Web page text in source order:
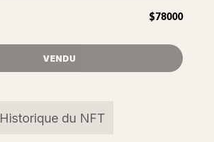
$78000
VENDU
Historique du NFT